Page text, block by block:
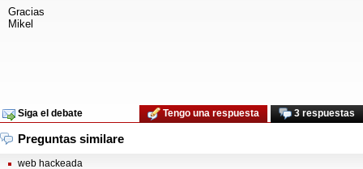
Gracias
Mikel
Siga el debate 3 respuestas
Tengo una respuesta
Preguntas similare
web hackeada